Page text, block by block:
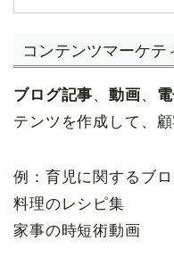
コンテンツマーケテ
ブログ記事、動画、
テンツを作成して、
例：育児に関するブ
料理のレシピ集
家事の時短術動画